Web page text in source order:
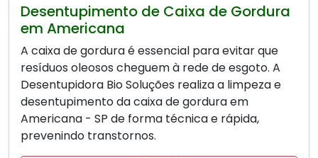
Desentupimento de Caixa de Gordura
em Americana
A caixa de gordura é essencial para evitar que
resíduos oleosos cheguem à rede de esgoto. A
Desentupidora Bio Soluções realiza a limpeza e
desentupimento da caixa de gordura em
Americana - SP de forma técnica e rápida,
prevenindo transtornos.